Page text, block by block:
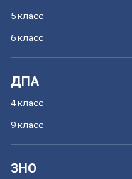
5 класс
6 класс
ДПА
4 класс
9 класс
ЗНО